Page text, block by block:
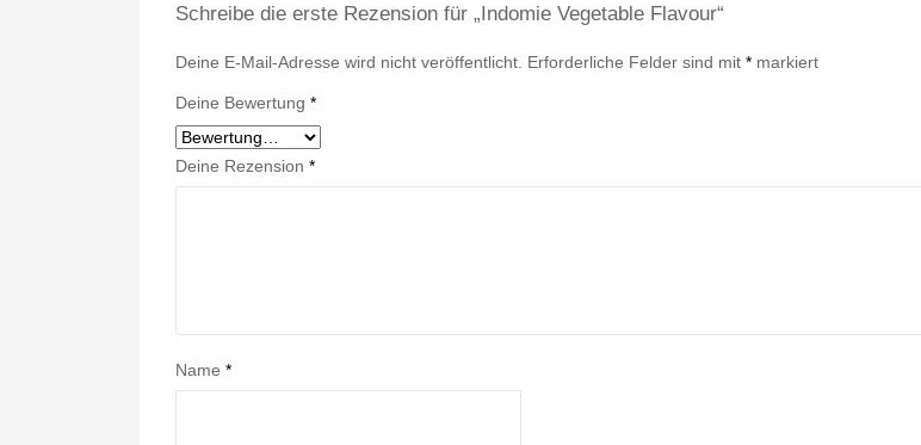
Schreibe die erste Rezension für „Indomie Vegetable Flavour“
Deine E-Mail-Adresse wird nicht veröffentlicht. Erforderliche Felder sind mit * markiert
Deine Bewertung *
Deine Rezension *
Name *